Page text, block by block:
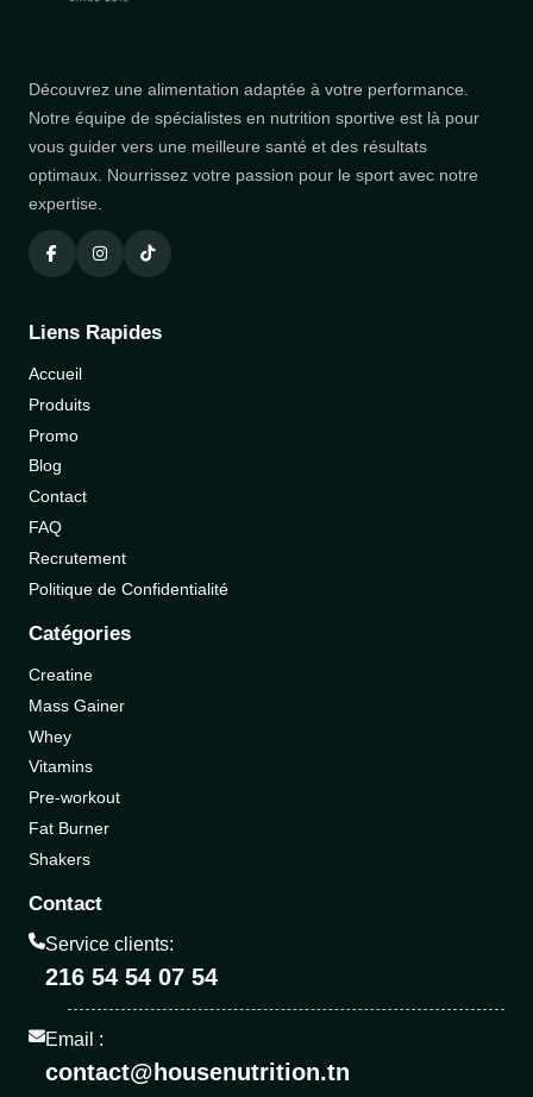
Découvrez une alimentation adaptée à votre performance.
Notre équipe de spécialistes en nutrition sportive est là pour
vous guider vers une meilleure santé et des résultats
optimaux. Nourrissez votre passion pour le sport avec notre
expertise.
Liens Rapides
Accueil
Produits
Promo
Blog
Contact
FAQ
Recrutement
Politique de Confidentialité
Catégories
Creatine
Mass Gainer
Whey
Vitamins
Pre-workout
Fat Burner
Shakers
Contact
Service clients:
216 54 54 07 54
Email :
contact@housenutrition.tn